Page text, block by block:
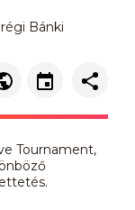
Bánki
Tournament,